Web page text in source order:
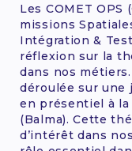
Les COMET
missions
Intégration &
réflexion sur la
dans nos
déroulée sur une
en présentiel à
(Balma). Cette
d’intérêt dans